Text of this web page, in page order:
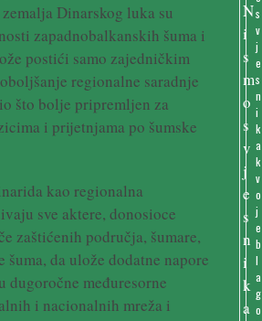
Dinarskog luka su
zapadnobalkanskih šuma i
postići samo zajedničkim
regionalne saradnje
što bolje pripremljen za
i prijetnjama po šumske
kao regionalna
sve aktere, donosioce
zaštićenih područja, šumare,
da ulože dodatne napore
dugoročne međuresorne
i nacionalnih mreža i
s
v
j
e
s
n
i
k
a
k
v
o
j
e
b
l
a
g
o